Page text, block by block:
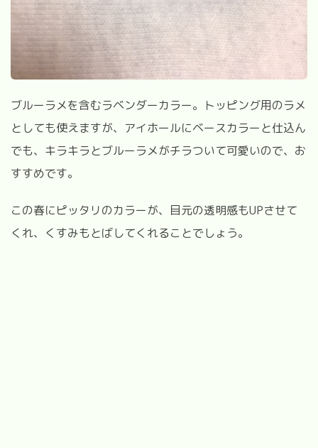
ブルーラメを含むラベンダーカラー。トッピング用のラメ
としても使えますが、アイホールにベースカラーと仕込ん
でも、キラキラとブルーラメがチラついて可愛いので、お
すすめです。
この春にピッタリのカラーが、目元の透明感もUPさせて
くれ、くすみもとばしてくれることでしょう。